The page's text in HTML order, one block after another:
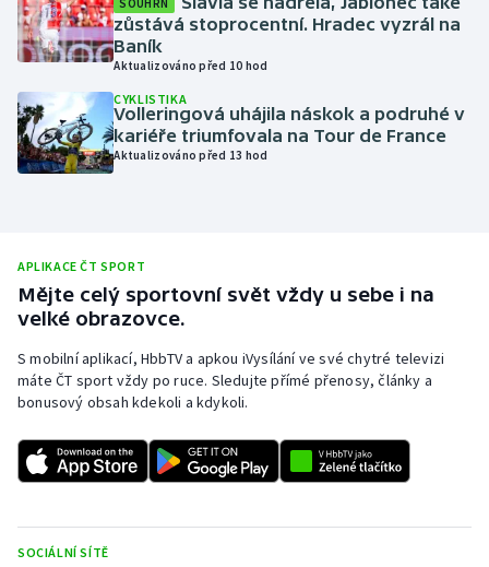
Motorsport
Olympijské hry
Parasport
Ragby
Rychlobruslení
Rychlostní kanoistika
Short track
Stolní tenis
SOUHRN
zůstává stoprocentní. Hradec vyzrál na
Baník
Aktualizováno před 10 hod
CYKLISTIKA
Volleringová uhájila náskok a podruhé v
kariéře triumfovala na Tour de France
Aktualizováno před 13 hod
APLIKACE ČT SPORT
Mějte celý sportovní svět vždy u sebe i na
velké obrazovce.
S mobilní aplikací, HbbTV a apkou iVysílání ve své chytré televizi
máte ČT sport vždy po ruce. Sledujte přímé přenosy, články a
bonusový obsah kdekoli a kdykoli.
SOCIÁLNÍ SÍTĚ